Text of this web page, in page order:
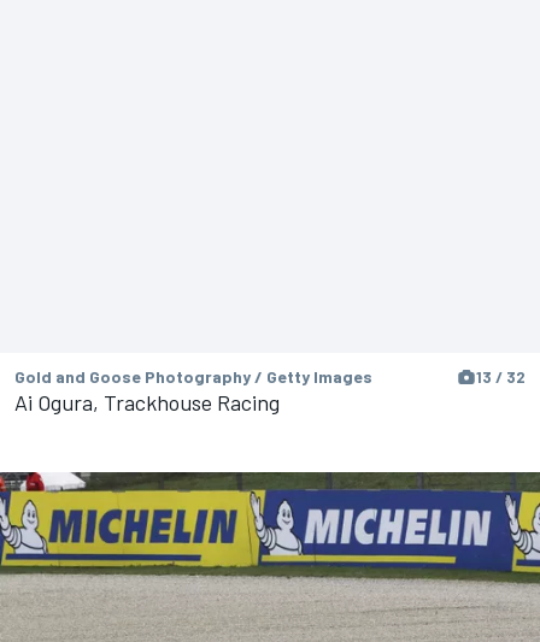
Gold and Goose Photography / Getty Images 13 / 32
Ai Ogura, Trackhouse Racing